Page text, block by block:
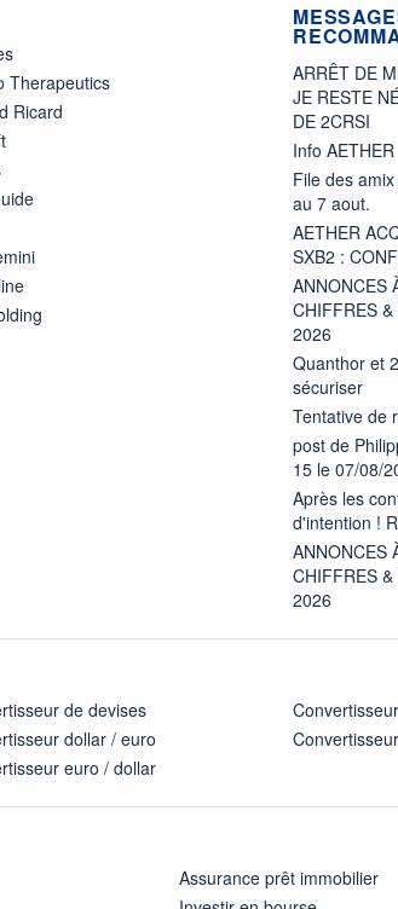
Therapeutics
Ricard
ARRÊT DE
JE RESTE
DE 2CRSI
Info AETHER
File des
au 7 aout.
AETHER
SXB2 :
ANNONCES
CHIFFRES
2026
Quanthor et
sécuriser
Tentative de
post de
15 le 07/08/
Après les
d'intention !
ANNONCES
CHIFFRES
2026
de devises
dollar / euro
euro / dollar
Assurance prêt immobilier